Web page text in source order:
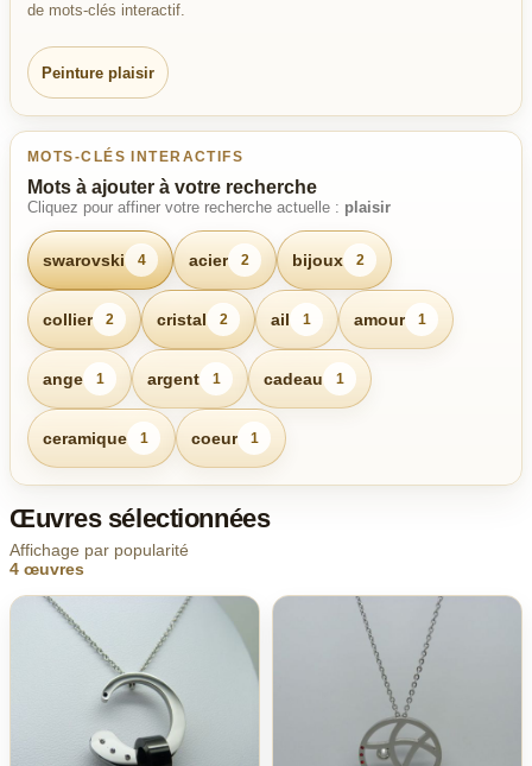
de mots-clés interactif.
Peinture plaisir
MOTS-CLÉS INTERACTIFS
Mots à ajouter à votre recherche
Cliquez pour affiner votre recherche actuelle : plaisir
swarovski 4 acier 2 bijoux 2
collier 2 cristal 2 ail 1 amour 1
ange 1 argent 1 cadeau 1
ceramique 1 coeur 1
Œuvres sélectionnées
Affichage par popularité
4 œuvres